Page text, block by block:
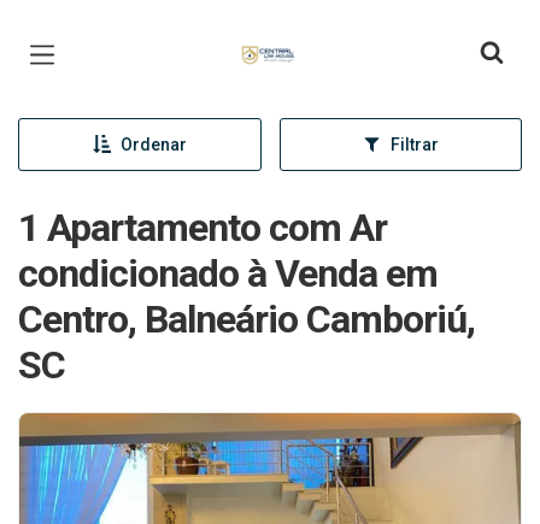
Ordenar Filtrar
1 Apartamento com Ar
condicionado à Venda em
Centro, Balneário Camboriú,
SC